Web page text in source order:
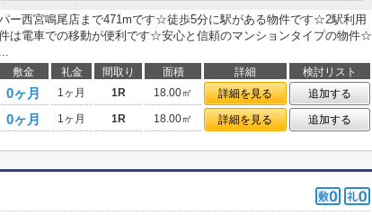
ー西宮鳴尾店まで471mです☆徒歩5分に駅がある物件です☆2駅利用
は電車での移動が便利です☆安心と信頼のマンションタイプの物件☆
敷金 礼金 間取り 面積 詳細
検討リスト
0ヶ月 1ヶ月 1R 18.00㎡ 詳細を見る
追加する
0ヶ月 1ヶ月 1R 18.00㎡ 詳細を見る 追加する